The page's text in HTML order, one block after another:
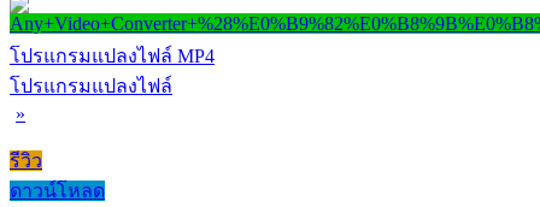
โปรแกรมแปลงไฟล์ MP4
โปรแกรมแปลงไฟล์
»
รีวิว
ดาวน์โหลด